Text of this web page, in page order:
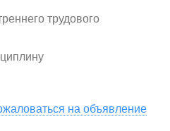
трудового
на объявление